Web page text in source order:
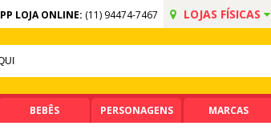
LOJA ONLINE: (11) 94474-7467 LOJAS FÍSICAS
BEBÊS PERSONAGENS MARCAS